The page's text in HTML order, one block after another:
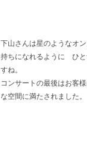
下山さんは星のようなオ
持ちになれるように ひと
すね。
コンサートの最後はお客
な空間に満たされました。